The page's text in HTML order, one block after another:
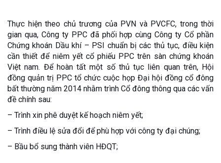
Thực hiện theo chủ trương của PVN và PVCFC, trong thời
gian qua, Công ty PPC đã phối hợp cùng Công ty Cổ phần
Chứng khoán Dầu khí – PSI chuẩn bị các thủ tục, điều kiện
cần thiết để niêm yết cổ phiếu PPC trên sàn chứng khoán
Việt nam. Để hoàn tất một số thủ tục liên quan trên, Hội
đồng quản trị PPC tổ chức cuộc họp Đại hội đồng cổ đông
bất thường năm 2014 nhằm trình Cổ đông thông qua các vấn
đề chính sau:
– Trình xin phê duyệt kế hoạch niêm yết;
– Trình điều lệ sửa đổi để phù hợp với công ty đại chúng;
– Bầu bổ sung thành viên HĐQT;